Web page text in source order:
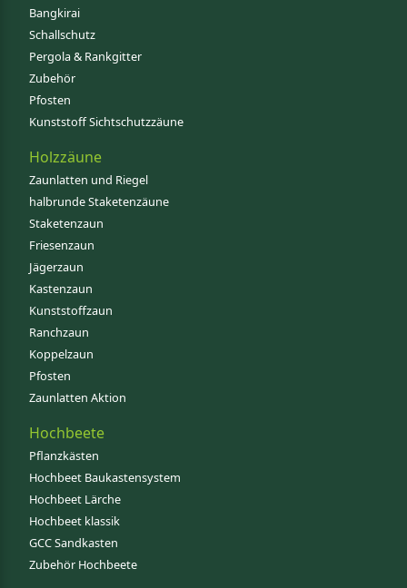
Bangkirai
Schallschutz
Pergola & Rankgitter
Zubehör
Pfosten
Kunststoff Sichtschutzzäune
Holzzäune
Zaunlatten und Riegel
halbrunde Staketenzäune
Staketenzaun
Friesenzaun
Jägerzaun
Kastenzaun
Kunststoffzaun
Ranchzaun
Koppelzaun
Pfosten
Zaunlatten Aktion
Hochbeete
Pflanzkästen
Hochbeet Baukastensystem
Hochbeet Lärche
Hochbeet klassik
GCC Sandkasten
Zubehör Hochbeete